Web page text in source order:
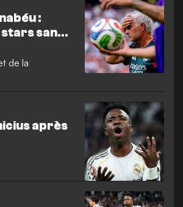
:
sans
de la
après